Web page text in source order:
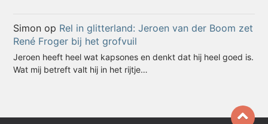
Simon op Rel in glitterland: Jeroen van der Boom zet
René Froger bij het grofvuil
Jeroen heeft heel wat kapsones en denkt dat hij heel goed is.
Wat mij betreft valt hij in het rijtje…